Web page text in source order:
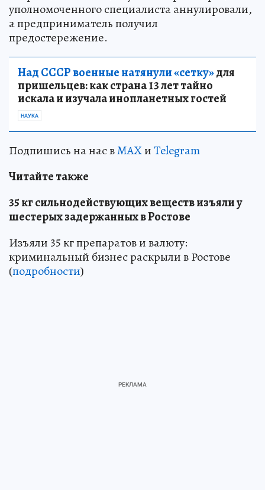
уполномоченного специалиста аннулировали,
а предприниматель получил
предостережение.
Над СССР военные натянули «сетку»для
пришельцев: как страна 13 лет тайно
искала и изучала инопланетных гостей
НАУКА
Подпишись на нас вMAXиTelegram
Читайте также
35 кг сильнодействующих веществ изъяли у
шестерых задержанных в Ростове
Изъяли 35 кг препаратов и валюту:
криминальный бизнес раскрыли в Ростове
(подробности)